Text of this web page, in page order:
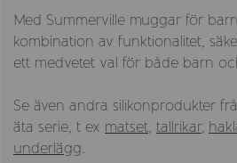
Med Summerville muggar för
kombination av funktionalitet,
ett medvetet val för både barn
Se även andra silikonprodukter
äta serie, t ex matset tallrikar,
underlägg